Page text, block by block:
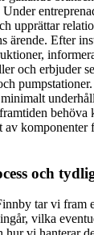
upprättar
ärende. Efter
och erbjuder
behöva
komponenter
och
tar vi fram
vilka